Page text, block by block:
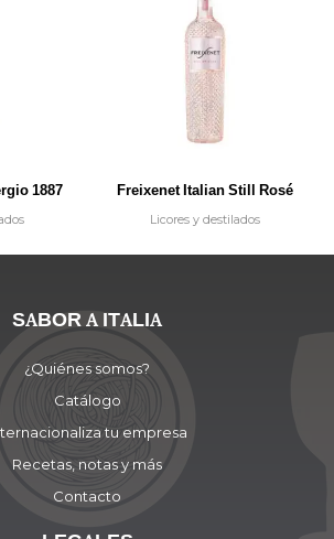
1887 Freixenet Italian Still Rosé
Licores y destilados
SABOR A ITALIA
¿Quiénes somos?
Catálogo
tu empresa
Recetas, notas y más
Contacto